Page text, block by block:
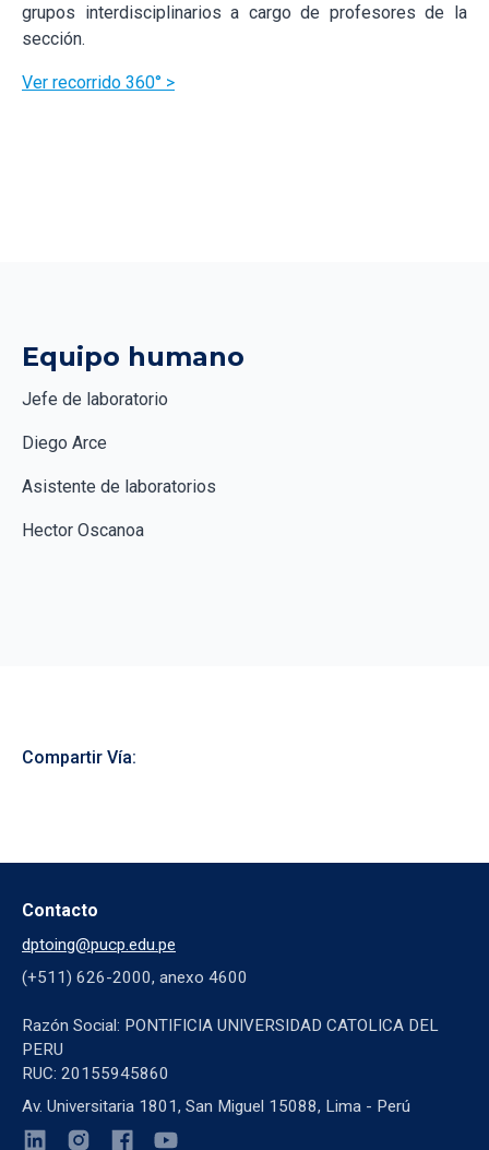
grupos interdisciplinarios a cargo de profesores de la
sección.
Ver recorrido 360° >
Equipo humano
Jefe de laboratorio
Diego Arce
Asistente de laboratorios
Hector Oscanoa
Compartir Vía:
Contacto
dptoing@pucp.edu.pe
(+511) 626-2000, anexo 4600
Razón Social: PONTIFICIA UNIVERSIDAD CATOLICA DEL
PERU
RUC: 20155945860
Av. Universitaria 1801, San Miguel 15088, Lima - Perú